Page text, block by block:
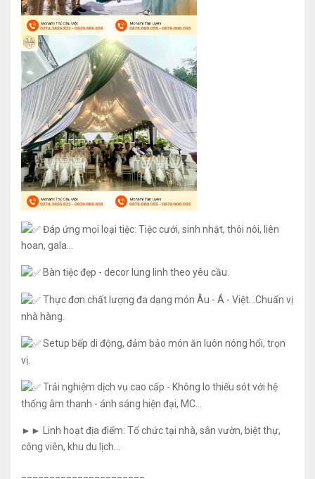
Đáp ứng mọi loại tiệc: Tiệc cưới, sinh nhật, thôi nôi, liên
hoan, gala…
Bàn tiệc đẹp - decor lung linh theo yêu cầu.
Thực đơn chất lượng đa dạng món Âu - Á - Việt...Chuẩn vị
nhà hàng.
Setup bếp di động, đảm bảo món ăn luôn nóng hổi, trọn
vị.
Trải nghiệm dịch vụ cao cấp - Không lo thiếu sót với hệ
thống âm thanh - ánh sáng hiện đại, MC...
►► Linh hoạt địa điểm: Tổ chức tại nhà, sân vườn, biệt thự,
công viên, khu du lịch…